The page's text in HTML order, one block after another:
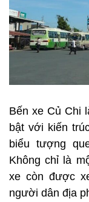
Bến xe Củ Chi
bật với kiến
biểu tượng
Không chỉ là
xe còn được
người dân địa